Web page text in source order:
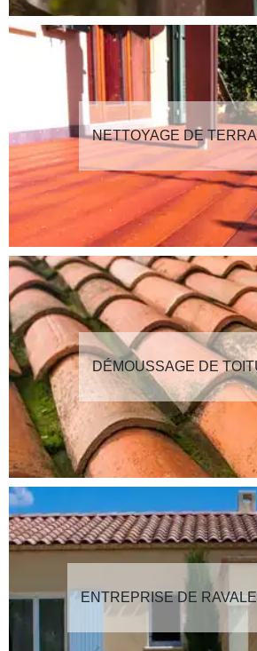
NETTOYAGE DE
DÉMOUSSAGE DE
ENTREPRISE DE